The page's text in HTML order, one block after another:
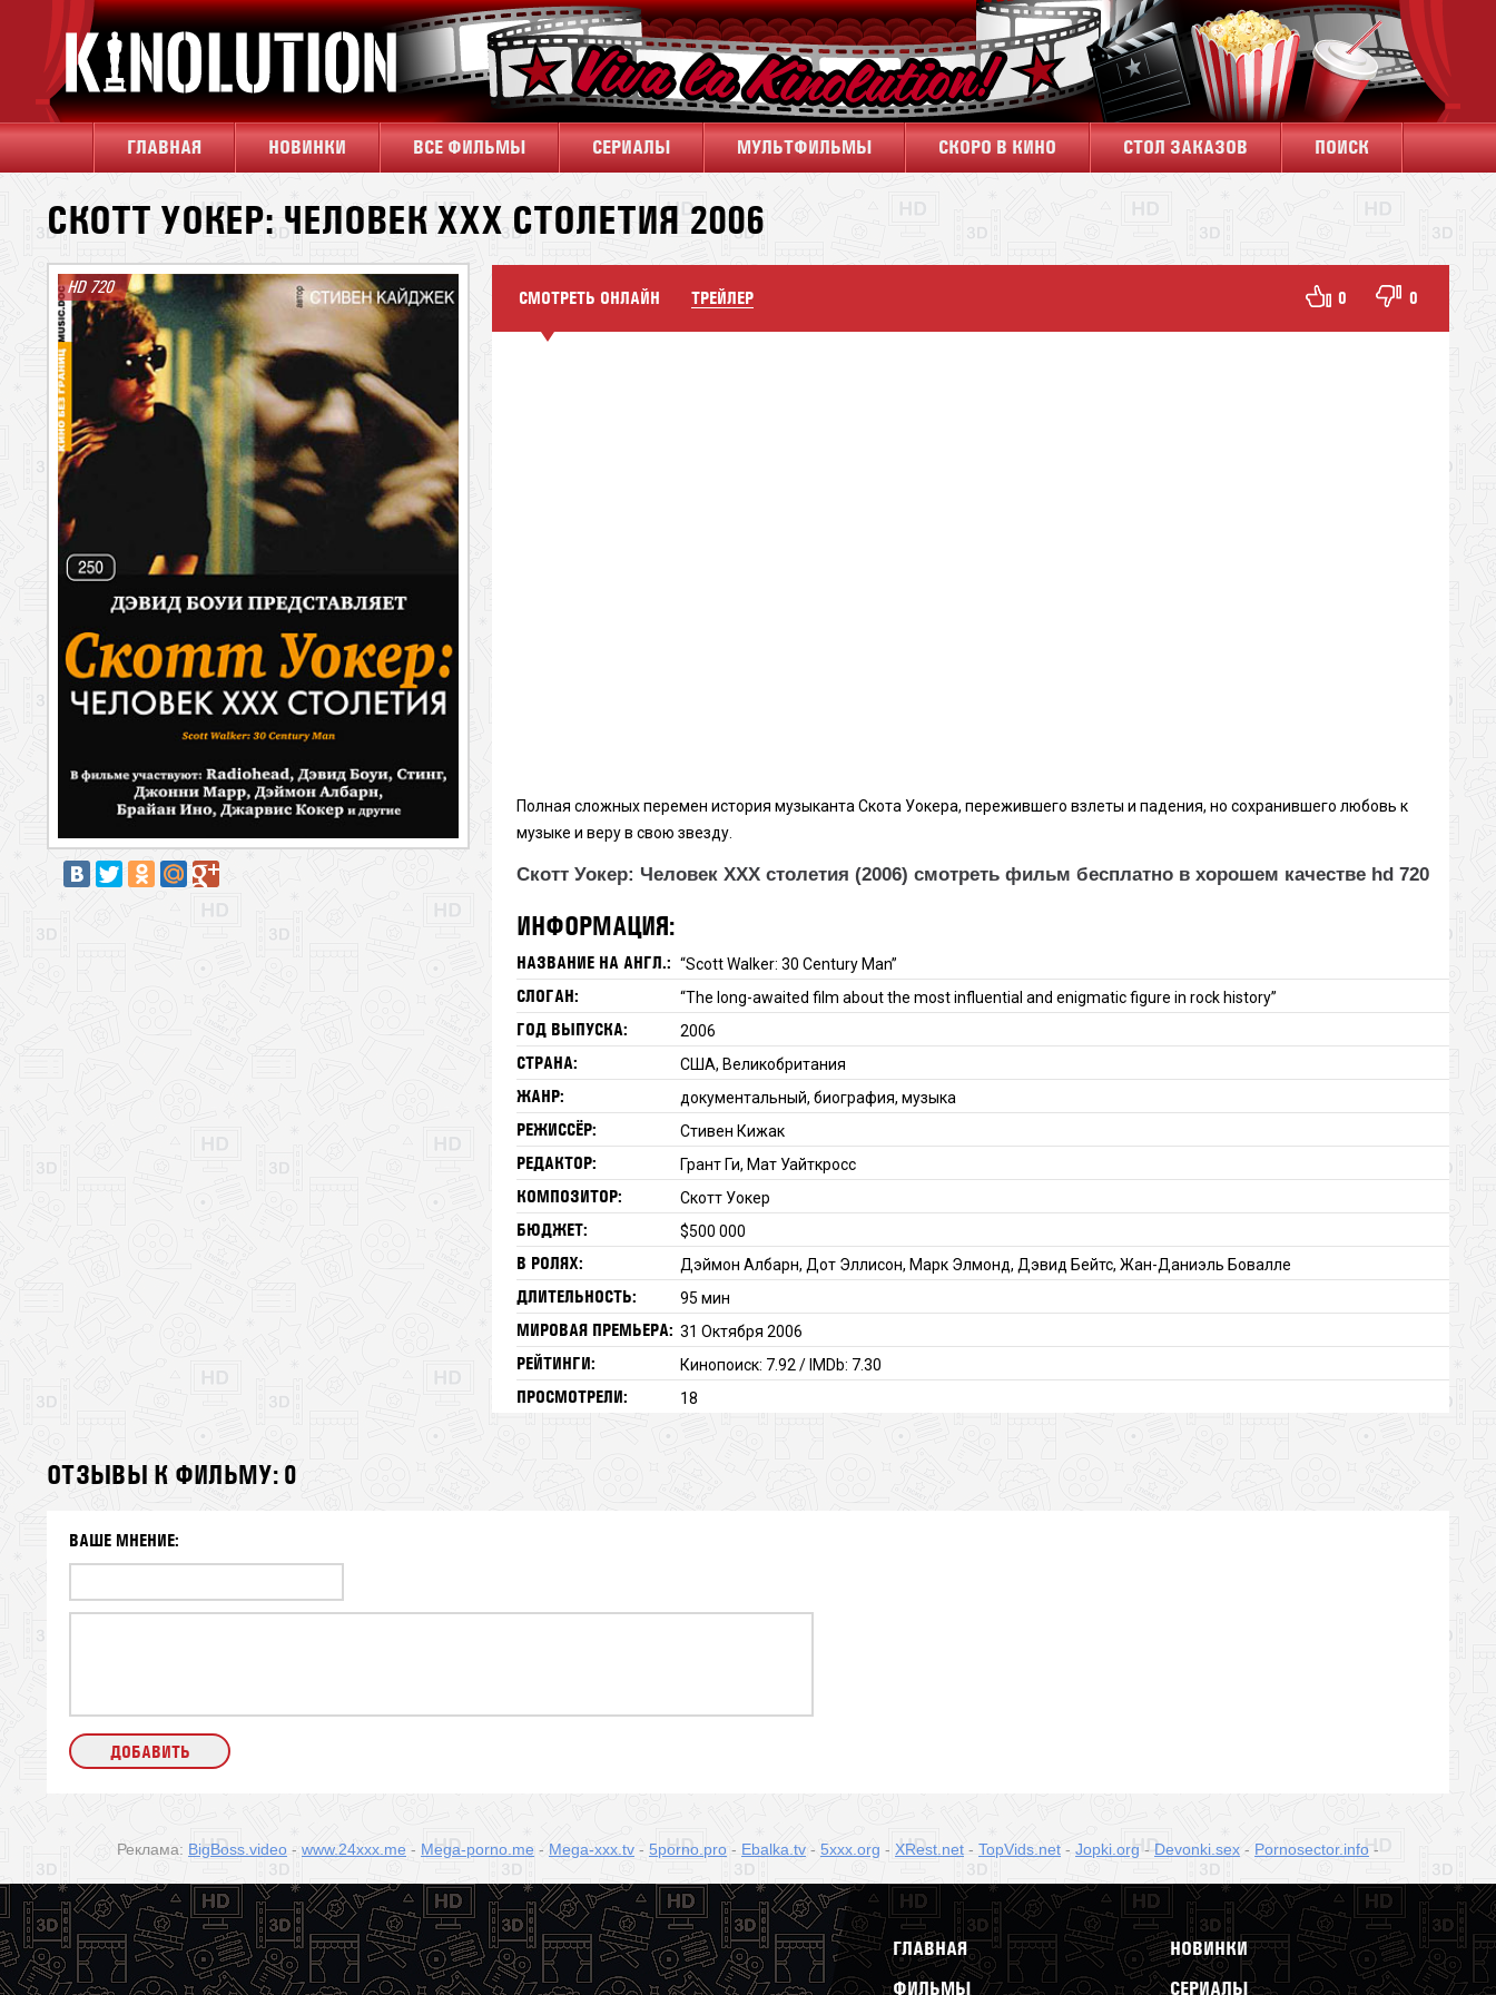
ГЛАВНАЯ НОВИНКИ ВСЕ ФИЛЬМЫ CЕРИАЛЫ МУЛЬТФИЛЬМЫ СКОРО В КИНО СТОЛ ЗАКАЗОВ ПОИСК
СКОТТ УОКЕР: ЧЕЛОВЕК ХХХ СТОЛЕТИЯ 2006
HD 720
СМОТРЕТЬ ОНЛАЙН ТРЕЙЛЕР 0 0
Полная сложных перемен история музыканта Скота Уокера, пережившего взлеты и падения, но сохранившего любовь к
музыке и веру в свою звезду.
Скотт Уокер: Человек ХХХ столетия (2006) смотреть фильм бесплатно в хорошем качестве hd 720
ИНФОРМАЦИЯ:
НАЗВАНИЕ НА АНГЛ.: “Scott Walker: 30 Century Man”
СЛОГАН: “The long-awaited film about the most influential and enigmatic figure in rock history”
ГОД ВЫПУСКА: 2006
СТРАНА: США, Великобритания
ЖАНР: документальный, биография, музыка
РЕЖИССЁР: Стивен Кижак
РЕДАКТОР: Грант Ги, Мат Уайткросс
КОМПОЗИТОР: Скотт Уокер
БЮДЖЕТ: $500 000
В РОЛЯХ: Дэймон Албарн, Дот Эллисон, Марк Элмонд, Дэвид Бейтс, Жан-Даниэль Бовалле
ДЛИТЕЛЬНОСТЬ: 95 мин
МИРОВАЯ ПРЕМЬЕРА: 31 Октября 2006
РЕЙТИНГИ: Кинопоиск: 7.92 / IMDb: 7.30
ПРОСМОТРЕЛИ: 18
ОТЗЫВЫ К ФИЛЬМУ: 0
ВАШЕ МНЕНИЕ:
Реклама: BigBoss.video - www.24xxx.me - Mega-porno.me - Mega-xxx.tv - 5porno.pro - Ebalka.tv - 5xxx.org - XRest.net - TopVids.net - Jopki.org -Devonki.sex - Pornosector.info -
ГЛАВНАЯ
НОВИНКИ
ФИЛЬМЫ
СЕРИАЛЫ